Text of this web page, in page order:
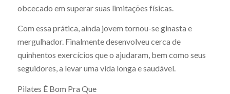
obcecado em superar suas limitações físicas.
Com essa prática, ainda jovem tornou-se ginasta e
mergulhador. Finalmente desenvolveu cerca de
quinhentos exercícios que o ajudaram, bem como seus
seguidores, a levar uma vida longa e saudável.
Pilates É Bom Pra Que